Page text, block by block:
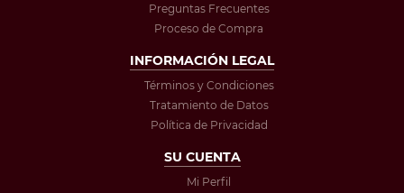
Preguntas Frecuentes
Proceso de Compra
INFORMACIÓN LEGAL
Términos y Condiciones
Tratamiento de Datos
Política de Privacidad
SU CUENTA
Mi Perfil